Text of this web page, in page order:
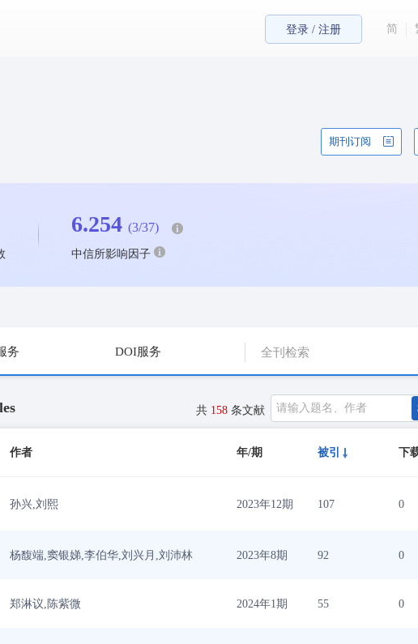
登录 / 注册 简
期刊订阅
6.254 (3/37)
中信所影响因子
务 DOI服务
共 158 条文献
作者 年/期 被引 下
孙兴,刘熙 2023年12期 107 0
杨馥端,窦银娣,李伯华,刘兴月,刘沛林 2023年8期 92 0
郑淋议,陈紫微 2024年1期 55 0